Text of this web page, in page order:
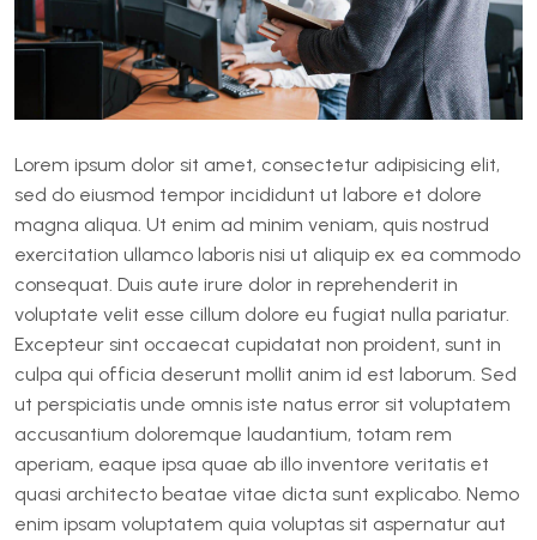
Lorem ipsum dolor sit amet, consectetur adipisicing elit,
sed do eiusmod tempor incididunt ut labore et dolore
magna aliqua. Ut enim ad minim veniam, quis nostrud
exercitation ullamco laboris nisi ut aliquip ex ea commodo
consequat. Duis aute irure dolor in reprehenderit in
voluptate velit esse cillum dolore eu fugiat nulla pariatur.
Excepteur sint occaecat cupidatat non proident, sunt in
culpa qui officia deserunt mollit anim id est laborum. Sed
ut perspiciatis unde omnis iste natus error sit voluptatem
accusantium doloremque laudantium, totam rem
aperiam, eaque ipsa quae ab illo inventore veritatis et
quasi architecto beatae vitae dicta sunt explicabo. Nemo
enim ipsam voluptatem quia voluptas sit aspernatur aut